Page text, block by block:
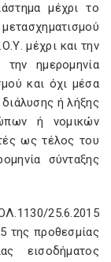
μέχρι το
μέχρι και την
ημερομηνία
και όχι μέσα
ή λήξης
ή νομικών
ως τέλος του
σύνταξης
25.6.2015
της προθεσμίας
εισοδήματος